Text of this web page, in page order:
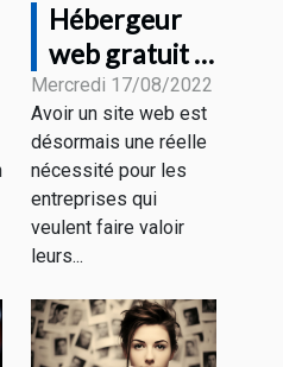
Hébergeur
web gratuit :
quelques
critères pour
faire un bon
choix
Mercredi 17/08/2022
Avoir un site web est
désormais une réelle
nécessité pour les
entreprises qui
veulent faire valoir
leurs...